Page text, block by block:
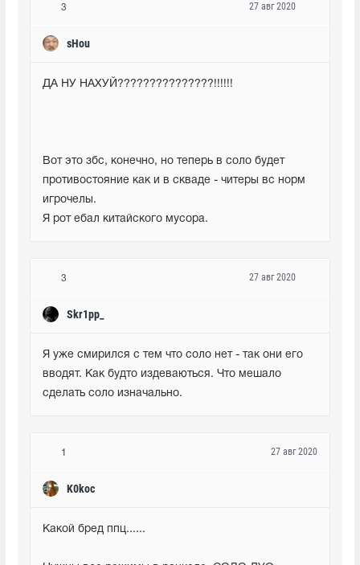
3
sHou
27 авг 2020
ДА НУ НАХУЙ???????????????!!!!!!
Вот это збс, конечно, но теперь в соло будет
противостояние как и в скваде - читеры вс норм
игрочелы.
Я рот ебал китайского мусора.
3
Skr1pp_
27 авг 2020
Я уже смирился с тем что соло нет - так они его
вводят. Как будто издеваються. Что мешало
сделать соло изначально.
1
K0koc
27 авг 2020
Какой бред ппц......